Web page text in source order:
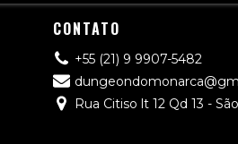
CONTATO
+55 (21) 9 9907-5482
Rua Citiso lt 12 Qd 13 -